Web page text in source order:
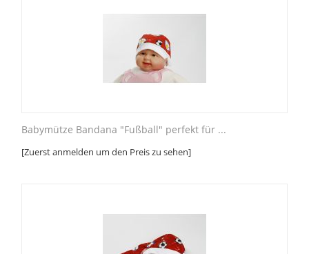
Babymütze Bandana "Fußball" perfekt für ...
[Zuerst anmelden um den Preis zu sehen]